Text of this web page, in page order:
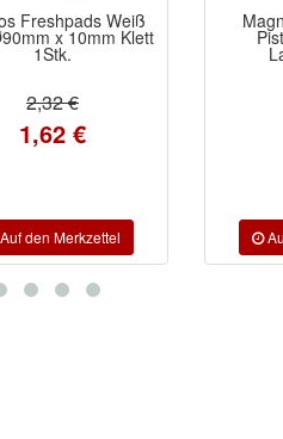
Magnetischer Mono-
Pistolenhalter für